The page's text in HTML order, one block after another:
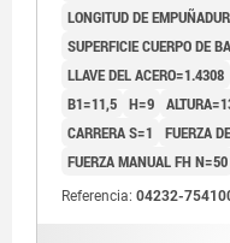
LONGITUD DE
SUPERFICIE CUERPO DE
LLAVE DEL ACERO=1.4308
B1=11,5 H=9
CARRERA S=1
FUERZA
FUERZA MANUAL FH N=50
Referencia: 04232-